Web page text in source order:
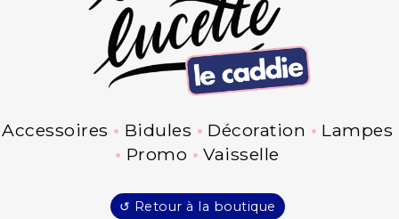
Accessoires Bidules Décoration
Lampes
Promo
Vaisselle
↺ Retour à la boutique